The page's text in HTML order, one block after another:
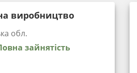
виробництво
обл.
зайнятість